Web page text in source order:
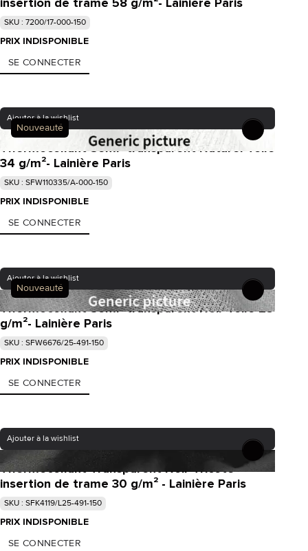
SKU : 7200/17-000-150
PRIX INDISPONIBLE
SE CONNECTER
Nouveauté
Ajouter à la wishlist
Thermocollant Semi- transparent Naturel Toile
34 g/m²- Lainière Paris
SKU : SFW110335/A-000-150
PRIX INDISPONIBLE
SE CONNECTER
Nouveauté
Ajouter à la wishlist
Thermocollant Semi- transparent Noir Toile 25
g/m²- Lainière Paris
SKU : SFW6676/25-491-150
PRIX INDISPONIBLE
SE CONNECTER
Ajouter à la wishlist
Thermocollant Transparent Noir Tricoté
insertion de trame 30 g/m² - Lainière Paris
SKU : SFK4119/L25-491-150
PRIX INDISPONIBLE
SE CONNECTER